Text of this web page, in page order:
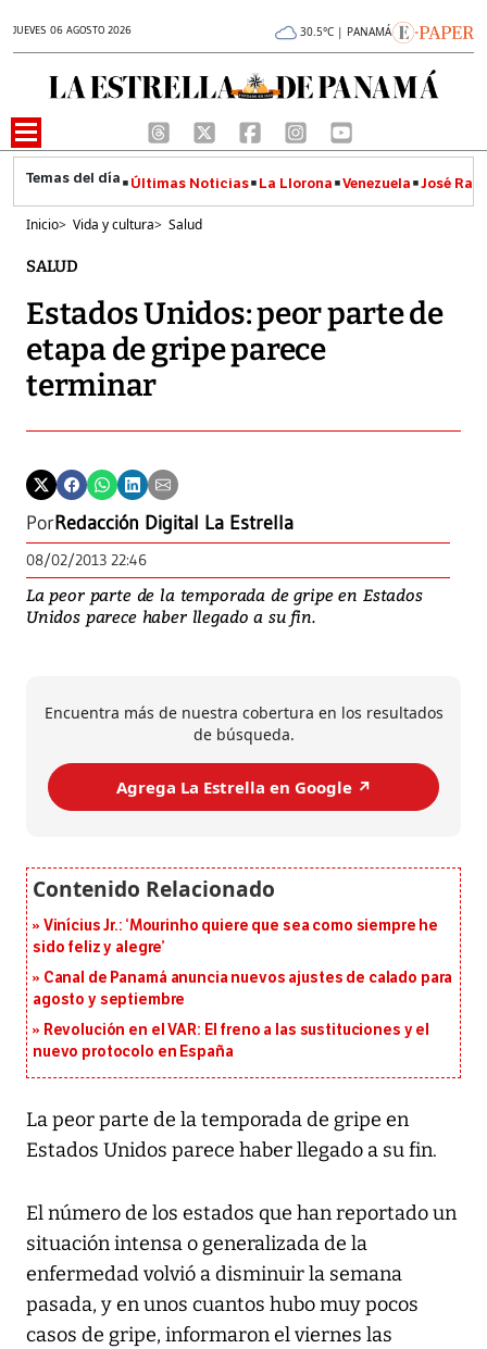
JUEVES 06 AGOSTO 2026 30.5°C | PANAMÁ
Últimas Noticias La Llorona Venezuela José
Inicio> Vida y cultura> Salud
SALUD
Estados Unidos: peor parte de
etapa de gripe parece
terminar
PorRedacción Digital La Estrella
08/02/2013 22:46
La peor parte de la temporada de gripe en Estados
Unidos parece haber llegado a su fin.
Encuentra más de nuestra cobertura en los resultados
de búsqueda.
Agrega La Estrella en Google ↗️
Vinícius Jr.: ‘Mourinho quiere que sea como siempre he
sido feliz y alegre’
Canal de Panamá anuncia nuevos ajustes de calado para
agosto y septiembre
Revolución en el VAR: El freno a las sustituciones y el
nuevo protocolo en España
La peor parte de la temporada de gripe en
Estados Unidos parece haber llegado a su fin.
El número de los estados que han reportado un
situación intensa o generalizada de la
enfermedad volvió a disminuir la semana
pasada, y en unos cuantos hubo muy pocos
casos de gripe, informaron el viernes las